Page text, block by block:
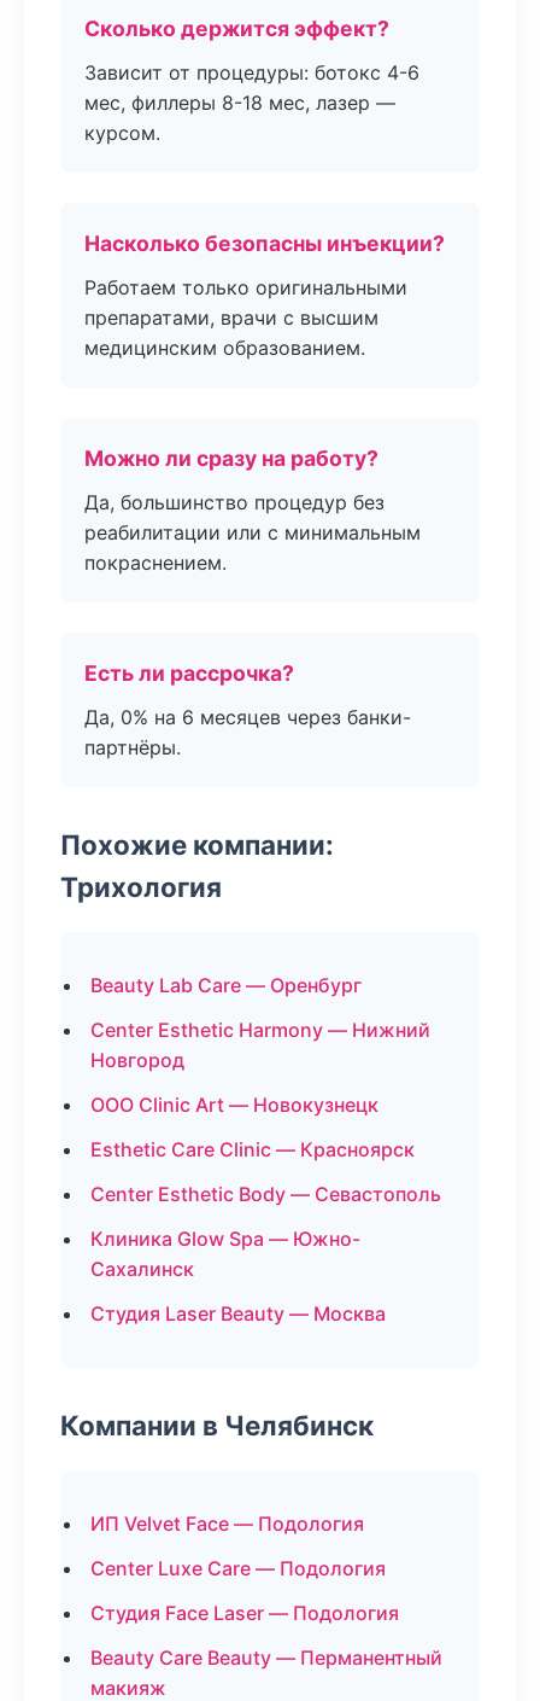
Сколько держится эффект?
Зависит от процедуры: ботокс 4-6
мес, филлеры 8-18 мес, лазер —
курсом.
Насколько безопасны инъекции?
Работаем только оригинальными
препаратами, врачи с высшим
медицинским образованием.
Можно ли сразу на работу?
Да, большинство процедур без
реабилитации или с минимальным
покраснением.
Есть ли рассрочка?
Да, 0% на 6 месяцев через банки-
партнёры.
Похожие компании:
Трихология
Beauty Lab Care — Оренбург
Center Esthetic Harmony — Нижний
Новгород
ООО Clinic Art — Новокузнецк
Esthetic Care Clinic — Красноярск
Center Esthetic Body — Севастополь
Клиника Glow Spa — Южно-
Сахалинск
Студия Laser Beauty — Москва
Компании в Челябинск
ИП Velvet Face — Подология
Center Luxe Care — Подология
Студия Face Laser — Подология
Beauty Care Beauty — Перманентный
макияж